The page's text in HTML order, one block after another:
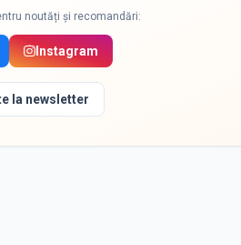
noutăți și recomandări:
Instagram
la newsletter